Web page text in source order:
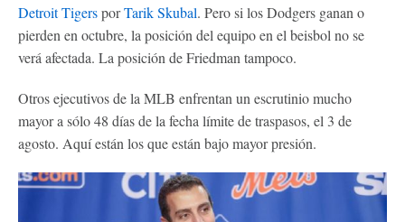
Detroit TigersporTarik Skubal. Pero si los Dodgers ganan o
pierden en octubre, la posición del equipo en el beisbol no se
verá afectada. La posición de Friedman tampoco.
Otros ejecutivos de la MLB enfrentan un escrutinio mucho
mayor a sólo 48 días de la fecha límite de traspasos, el 3 de
agosto. Aquí están los que están bajo mayor presión.